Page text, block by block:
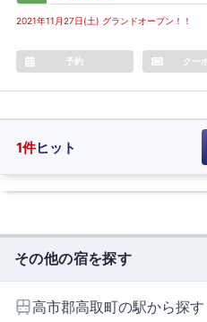
2021年11月27日(土) グランドオープン！！
予約 クー
1件ヒット
その他の宿を探す
高市郡高取町の駅から探す